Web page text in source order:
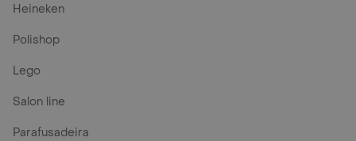
Heineken
Polishop
Lego
Salon line
Parafusadeira